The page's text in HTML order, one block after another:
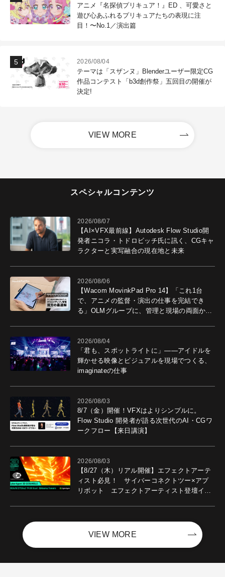
アニメ『名探偵プリキュア！』ED 、可愛さと
遊び心あふれるプリキュアたちの表現に注
目！〜No.1／演出篇
2026/08/04
テーマは「スザンヌ」Blenderユーザー限定CG
作品コンテスト「b3d創作祭」五回目の開催が
決定!
VIEW MORE
スペシャルコンテンツ
2026/08/07
【AI×VFX最前線】Autodesk Flow Studio開
発者ニコラ・トドロビッチ氏に訊く、CGキャ
ラクターと実写融合の現在地と未来
2026/08/06
【Wacom MovinkPad Pro 14】「これ1台
で、アニメの監督・演出の仕事を完結でき
る」OLMグループに、管理と現場の両面から
2026/08/04
「君も、スポットライトに」――アイドルを
輝かせる映像とビジュアルを現場でつくる、
imaginateの仕事
2026/08/03
8/7（金）開催！VFXはよりシンプルに。
Flow Studio 開発者が語る次世代のAI・CGワ
ークフロー【来日講演】
2026/08/03
【8/27（木）リアル開催】エフェクトアーテ
ィスト必見！ サイバーコネクトツー×アプ
リボット エフェクトアーティスト登壇イベ
VIEW MORE